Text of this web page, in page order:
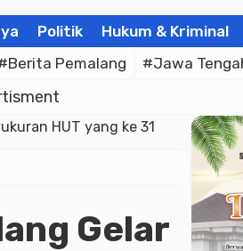
Politik Hukum & Kriminal
Pemalang #Jawa
HUT yang ke 31
Gelar